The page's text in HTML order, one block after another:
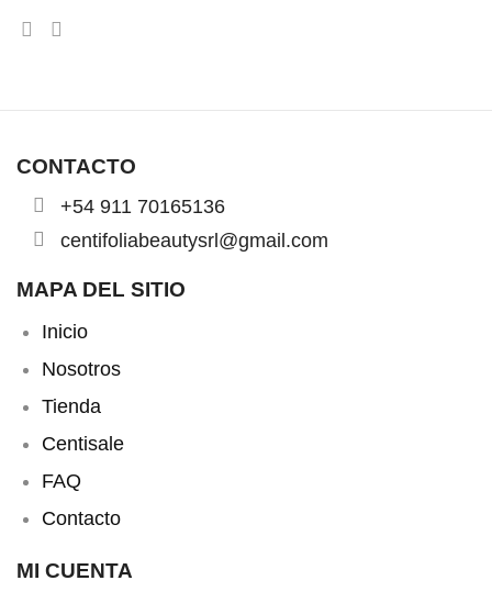
CONTACTO
+54 911 70165136
centifoliabeautysrl@gmail.com
MAPA DEL SITIO
Inicio
Nosotros
Tienda
Centisale
FAQ
Contacto
MI CUENTA